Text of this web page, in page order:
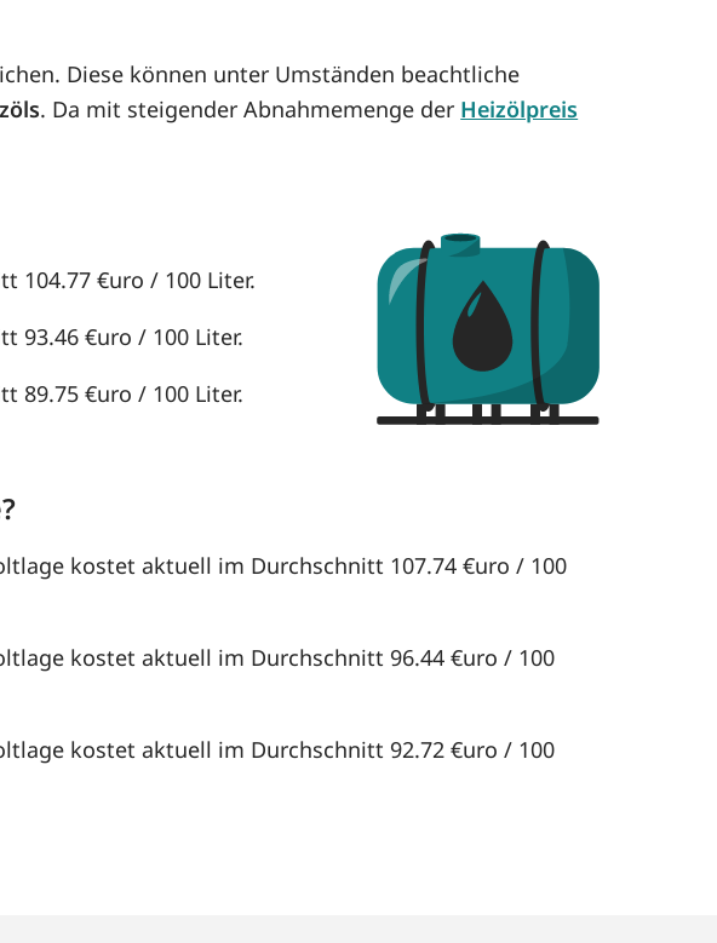
Diese können unter Umständen beachtliche
. Da mit steigender Abnahmemenge der Heizölpreis
104.77 €uro / 100 Liter.
93.46 €uro / 100 Liter.
89.75 €uro / 100 Liter.
kostet aktuell im Durchschnitt 107.74 €uro / 100
kostet aktuell im Durchschnitt 96.44 €uro / 100
kostet aktuell im Durchschnitt 92.72 €uro / 100